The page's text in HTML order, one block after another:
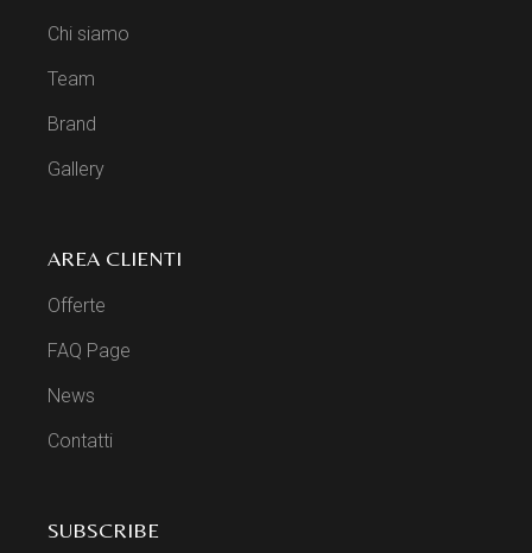
Chi siamo
Team
Brand
Gallery
AREA CLIENTI
Offerte
FAQ Page
News
Contatti
SUBSCRIBE